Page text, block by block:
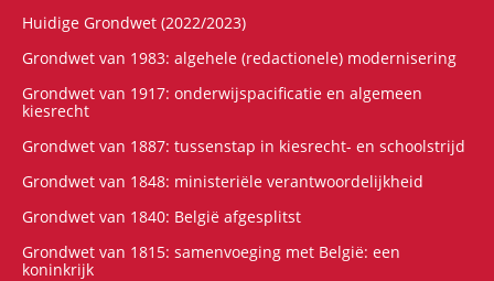
Huidige Grondwet (2022/2023)
Grondwet van 1983: algehele (redactionele) modernisering
Grondwet van 1917: onderwijspacificatie en algemeen
kiesrecht
Grondwet van 1887: tussenstap in kiesrecht- en schoolstrijd
Grondwet van 1848: ministeriële verantwoordelijkheid
Grondwet van 1840: België afgesplitst
Grondwet van 1815: samenvoeging met België: een
koninkrijk